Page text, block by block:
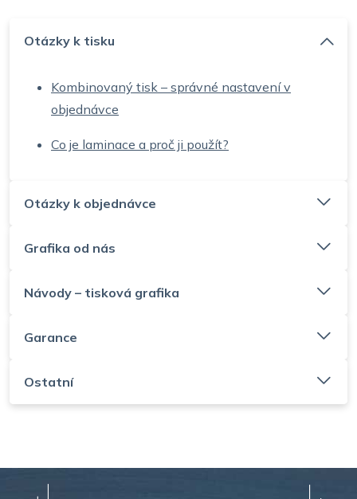
Otázky k tisku
Kombinovaný tisk – správné nastavení v
objednávce
Co je laminace a proč ji použít?
Otázky k objednávce
Grafika od nás
Návody – tisková grafika
Garance
Ostatní